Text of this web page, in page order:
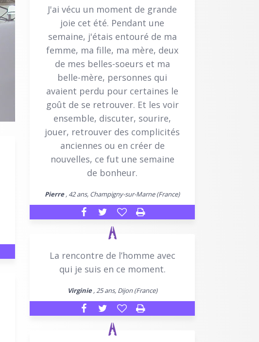
J'ai vécu un moment de grande
joie cet été. Pendant une
semaine, j'étais entouré de ma
femme, ma fille, ma mère, deux
de mes belles-soeurs et ma
belle-mère, personnes qui
avaient perdu pour certaines le
goût de se retrouver. Et les voir
ensemble, discuter, sourire,
jouer, retrouver des complicités
anciennes ou en créer de
nouvelles, ce fut une semaine
de bonheur.
Pierre, 42 ans, Champigny-sur-Marne (France)
La rencontre de l’homme avec
qui je suis en ce moment.
Virginie, 25 ans, Dijon (France)